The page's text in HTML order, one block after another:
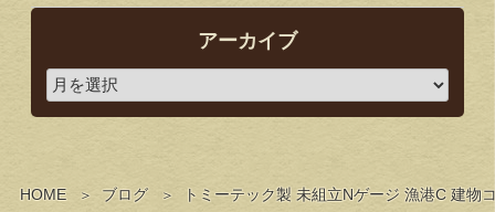
HOME ブログ トミーテック製 未組立Nゲージ 漁港C 建物
アーカイブ